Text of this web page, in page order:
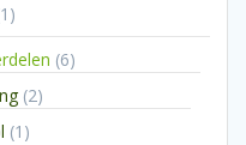
1 1
product
66
22
1 1